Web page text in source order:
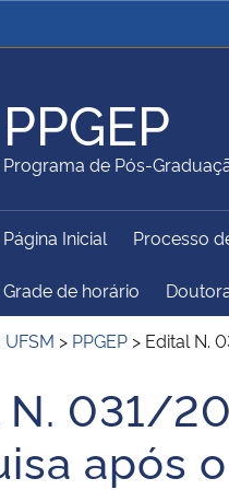
Ministério da
Ministério da
Ambiente
Institucional
PPGEP
Programa de Pós-
Página Inicial Processo
Grade de horário
UFSM > PPGEP > Edital N.
N. 031/
após